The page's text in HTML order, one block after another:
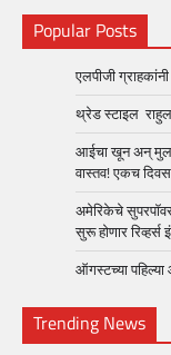
Popular Posts
एलपीजी
थ्रेड स्टाइल राहुल
आईचा खून अन्
वास्तव! एकच
अमेरिकेचे
सुरू होणार
ऑगस्टच्या
Trending News